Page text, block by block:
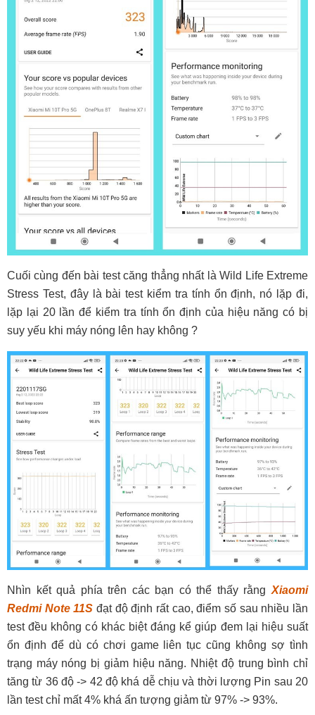
Cuối cùng đến bài test căng thẳng nhất là Wild Life Extreme
Stress Test, đây là bài test kiểm tra tính ổn định, nó lặp đi,
lặp lại 20 lần để kiểm tra tính ổn định của hiệu năng có bị
suy yếu khi máy nóng lên hay không ?
Nhìn kết quả phía trên các bạn có thể thấy rằng Xiaomi
Redmi Note 11S đạt độ định rất cao, điểm số sau nhiều lần
test đều không có khác biệt đáng kể giúp đem lại hiệu suất
ổn định để dù có chơi game liên tục cũng không sợ tình
trạng máy nóng bị giảm hiệu năng. Nhiệt độ trung bình chỉ
tăng từ 36 độ -> 42 độ khá dễ chịu và thời lượng Pin sau 20
lần test chỉ mất 4% khá ấn tượng giảm từ 97% -> 93%.